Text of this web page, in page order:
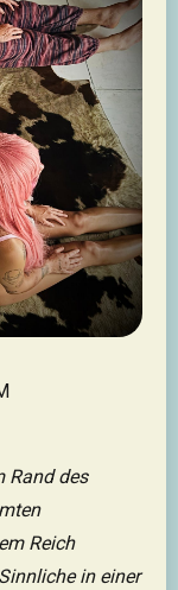
Rand des
Reich
in einer